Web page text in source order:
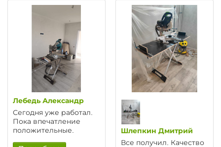
Лебедь Александр
Сегодня уже работал.
Пока впечатление
положительные.
Шлепкин Дмитрий
Все получил. Качество